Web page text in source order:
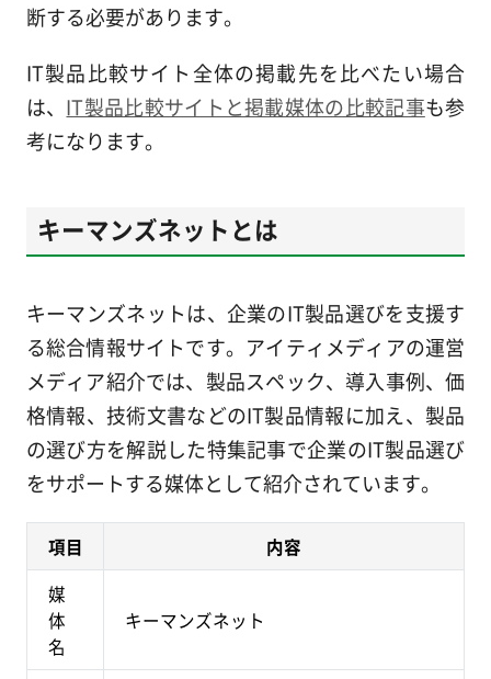
断する必要があります。
IT製品比較サイト全体の掲載先を比べたい場合
は、 IT製品比較サイトと掲載媒体の比較記事も参
考になります。
キーマンズネットとは
キーマンズネットは、企業のIT製品選びを支援す
る総合情報サイトです。アイティメディアの運営
メディア紹介では、製品スペック、導入事例、価
格情報、技術文書などのIT製品情報に加え、製品
の選び方を解説した特集記事で企業のIT製品選び
をサポートする媒体として紹介されています。
項目
内容
媒
体
名
キーマンズネット